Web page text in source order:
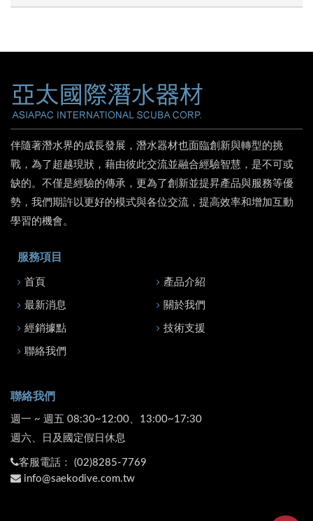
伴隨著潛水界的成長發展，潛水器材也面臨創新與轉型的挑
戰，為了超越現狀，藉由彼此交流並融合經驗智慧，是不可或
缺的。不僅是經驗的傳承，更為了創新並提昇產品與服務等優
勢，我們期許以更好的模式與各位交流，提高效率和增加互動
學習的機會。
服務項目
首頁 產品介紹
最新消息 關於我們
經銷據點 技術支援
聯絡我們
聯絡我們
週一 ~ 週五 08:30~12:00、13:00~17:30
週六、日及國定假日休息
客服電話： (02)8285-7769
info@saekodive.com.tw